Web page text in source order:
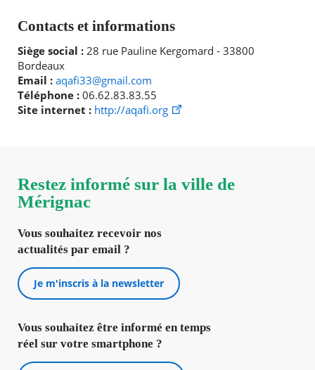
Contacts et informations
Siège social :28 rue Pauline Kergomard - 33800
Bordeaux
Email :aqafi33@gmail.com
Téléphone :06.62.83.83.55
Site internet : http://aqafi.org
Restez informé sur la ville de
Mérignac
Vous souhaitez recevoir nos
actualités par email ?
Je m'inscris à la newsletter
Vous souhaitez être informé en temps
réel sur votre smartphone ?